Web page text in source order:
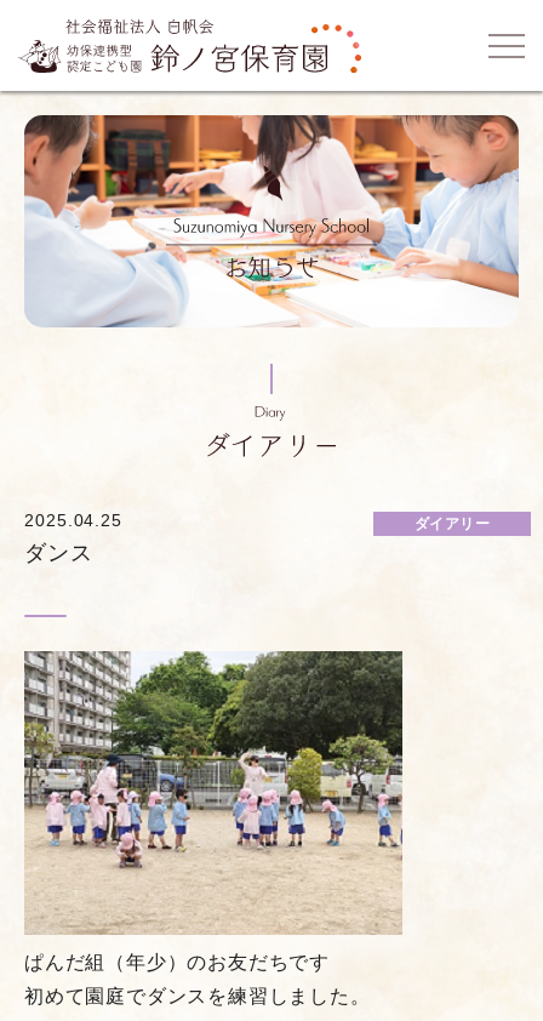
2025.04.25
ダンス
ダイアリー
ぱんだ組（年少）のお友だちです
初めて園庭でダンスを練習しました。